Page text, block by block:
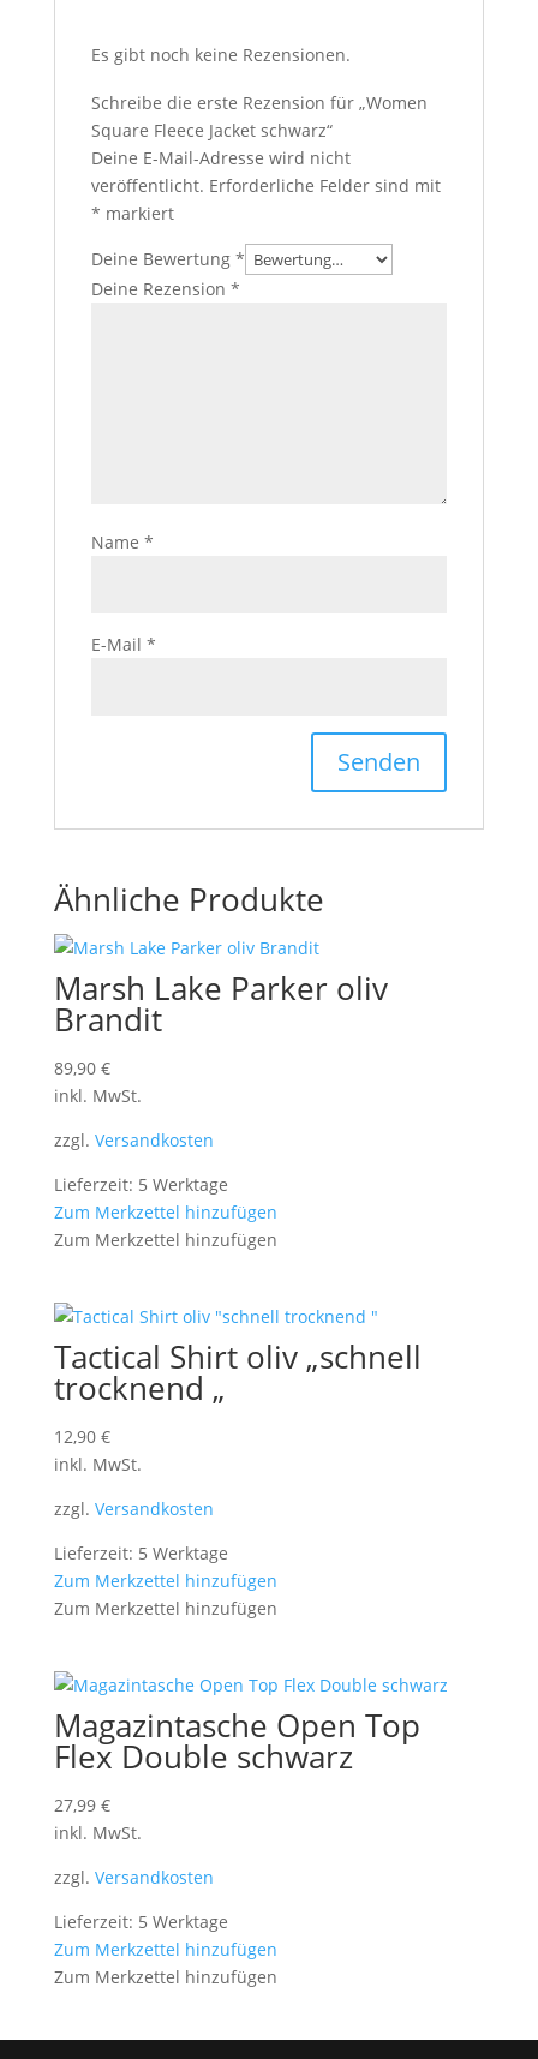
Es gibt noch keine Rezensionen.
Schreibe die erste Rezension für „Women
Square Fleece Jacket schwarz“
Deine E-Mail-Adresse wird nicht
veröffentlicht. Erforderliche Felder sind mit
* markiert
Deine Bewertung *
Deine Rezension *
Name *
E-Mail *
Ähnliche Produkte
Marsh Lake Parker oliv
Brandit
89,90 €
inkl. MwSt.
zzgl. Versandkosten
Lieferzeit: 5 Werktage
Zum Merkzettel hinzufügen
Zum Merkzettel hinzufügen
Tactical Shirt oliv „schnell
trocknend „
12,90 €
inkl. MwSt.
zzgl. Versandkosten
Lieferzeit: 5 Werktage
Zum Merkzettel hinzufügen
Zum Merkzettel hinzufügen
Magazintasche Open Top
Flex Double schwarz
27,99 €
inkl. MwSt.
zzgl. Versandkosten
Lieferzeit: 5 Werktage
Zum Merkzettel hinzufügen
Zum Merkzettel hinzufügen